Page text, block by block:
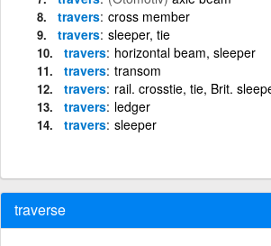
travers cross member
travers sleeper, tie
travers horizontal beam, sleeper
travers transom
travers rail. crosstie, tie, Brit.
travers ledger
travers sleeper
traverse